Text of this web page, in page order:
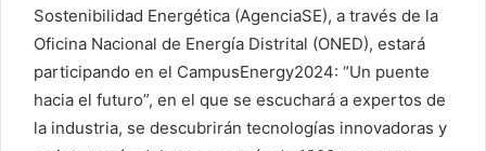
Sostenibilidad Energética (AgenciaSE), a través de la
Oficina Nacional de Energía Distrital (ONED), estará
participando en el CampusEnergy2024: “Un puente
hacia el futuro”, en el que se escuchará a expertos de
la industria, se descubrirán tecnologías innovadoras y